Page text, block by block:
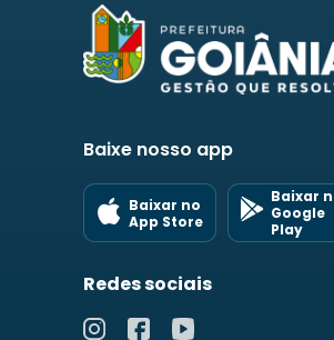
Baixe nosso app
Baixar no
App Store
Baixar
Google
Play
Redes sociais